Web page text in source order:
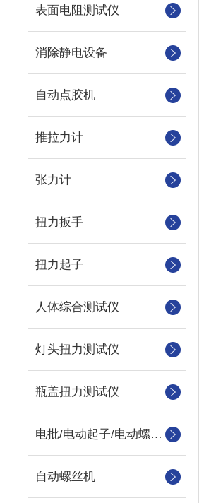
表面电阻测试仪
消除静电设备
自动点胶机
推拉力计
张力计
扭力扳手
扭力起子
人体综合测试仪
灯头扭力测试仪
瓶盖扭力测试仪
电批/电动起子/电动螺丝刀
自动螺丝机